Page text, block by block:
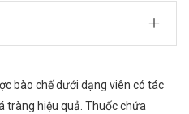
bào chế dưới dạng viên có tác
tràng hiệu quả. Thuốc chứa